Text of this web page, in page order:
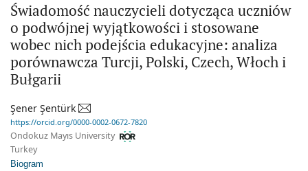
Świadomość nauczycieli dotycząca uczniów
o podwójnej wyjątkowości i stosowane
wobec nich podejścia edukacyjne: analiza
porównawcza Turcji, Polski, Czech, Włoch i
Bułgarii
Şener Şentürk
https://orcid.org/0000-0002-0672-7820
Ondokuz Mayıs University
Turkey
Biogram